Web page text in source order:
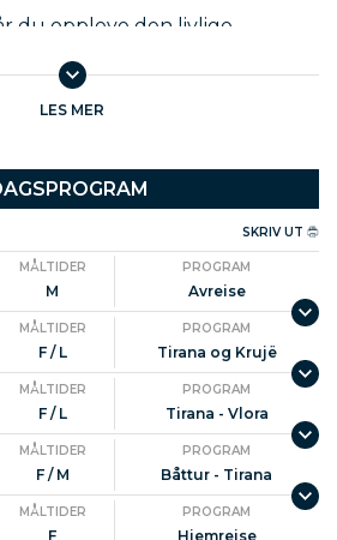
du oppleve den livlige
og spennende kulturarv,
til den sjarmerende fjellbyen
sin stemningsfulle
byen Berat, ofte kalt «byen
hverandre», hvor smale
osmanske hus og
forteller historier fra
i tid. Her besøker vi det
med sine vakre ikoner og
den vakre kystbyen Vlora,
Det joniske hav møtes.
dere idylliske laguner, små
bysantinske klosteret på
LES MER
SKRIV UT
MÅLTIDER
M
PROGRAM
Avreise
MÅLTIDER
F / L
PROGRAM
Tirana og Krujë
MÅLTIDER
F / L
PROGRAM
Tirana - Vlora
MÅLTIDER
F / M
PROGRAM
Båttur - Tirana
MÅLTIDER
F
PROGRAM
Hjemreise